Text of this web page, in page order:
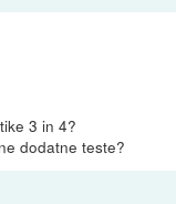
3 in 4?
dodatne teste?